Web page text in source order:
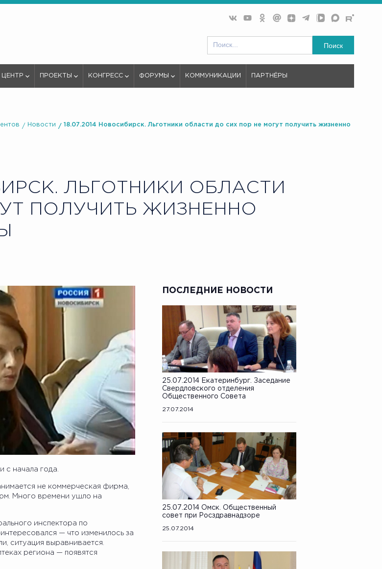
Поиск
ЦЕНТР ПРОЕКТЫ КОНГРЕСС ФОРУМЫ КОММУНИКАЦИИ ПАРТНЁРЫ
Новости 18.07.2014 Новосибирск. Льготники области до сих пор не могут получить жизненно
ЛЬГОТНИКИ ОБЛАСТИ
ПОЛУЧИТЬ ЖИЗНЕННО
с начала года.
не коммерческая фирма,
Много времени ушло на
инспектора по
— что изменилось за
ситуация выравнивается.
региона — появятся
ПОСЛЕДНИЕ НОВОСТИ
25.07.2014 Екатеринбург. Заседание
Свердловского отделения
Общественного Совета
27.07.2014
25.07.2014 Омск. Общественный
совет при Росздравнадзоре
25.07.2014